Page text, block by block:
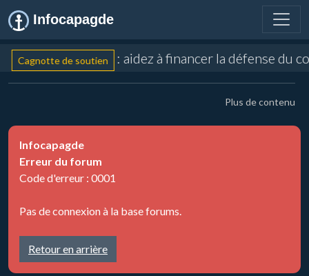
Infocapagde
Cagnotte de soutien : aidez à financer la défense du
Plus de contenu
Infocapagde
Erreur du forum
Code d'erreur : 0001
Pas de connexion à la base forums.
Retour en arrière